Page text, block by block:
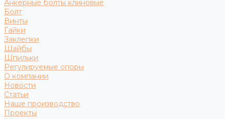
Анкерные болты клиновые
Болт
Винты
Гайки
Заклепки
Шайбы
Шпильки
Регулируемые опоры
О компании
Новости
Статьи
Наше производство
Проекты